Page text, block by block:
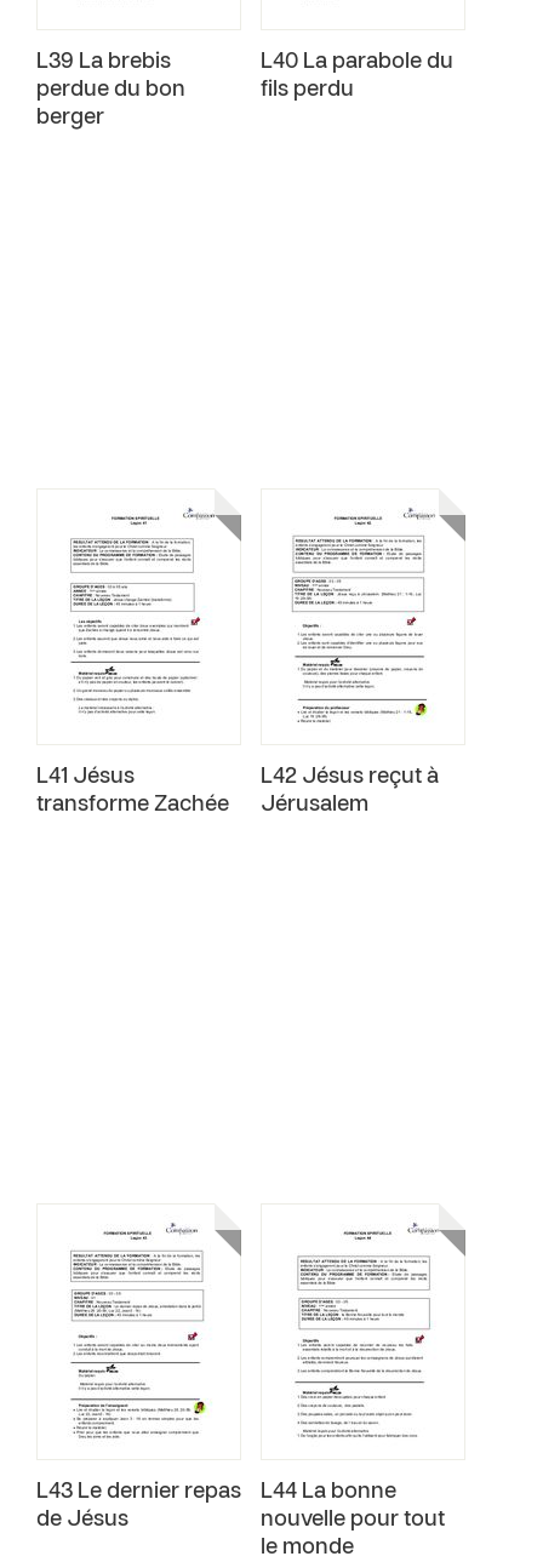
L39 La brebis
perdue du bon
berger
L40 La parabole du
fils perdu
L41 Jésus
transforme Zachée
L42 Jésus reçut à
Jérusalem
L43 Le dernier repas
de Jésus
L44 La bonne
nouvelle pour tout
le monde